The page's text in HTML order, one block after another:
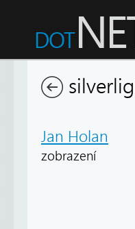
Jan Holan
zobrazení